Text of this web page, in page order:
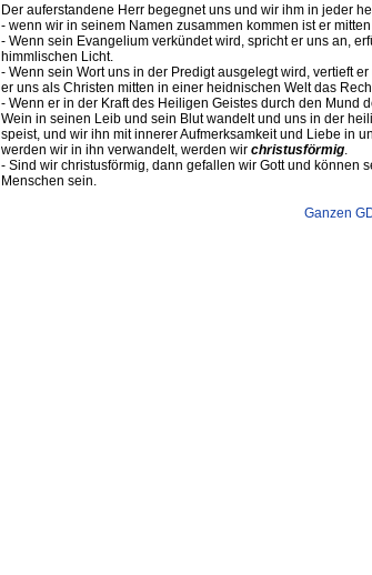
Der auferstandene Herr begegnet uns und wir ihm in jeder
- wenn wir in seinem Namen zusammen kommen ist er
- Wenn sein Evangelium verkündet wird, spricht er uns an,
himmlischen Licht.
- Wenn sein Wort uns in der Predigt ausgelegt wird, vertieft
er uns als Christen mitten in einer heidnischen Welt das
- Wenn er in der Kraft des Heiligen Geistes durch den Mund
Wein in seinen Leib und sein Blut wandelt und uns in der
speist, und wir ihn mit innerer Aufmerksamkeit und Liebe in
werden wir in ihn verwandelt, werden wir christusförmig.
- Sind wir christusförmig, dann gefallen wir Gott und können
Menschen sein.
Ganzen